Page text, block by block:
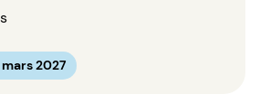
2027